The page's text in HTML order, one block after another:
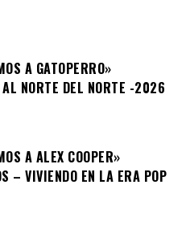
A GATOPERRO»
NORTE DEL NORTE -2026
A ALEX COOPER»
– VIVIENDO EN LA ERA POP